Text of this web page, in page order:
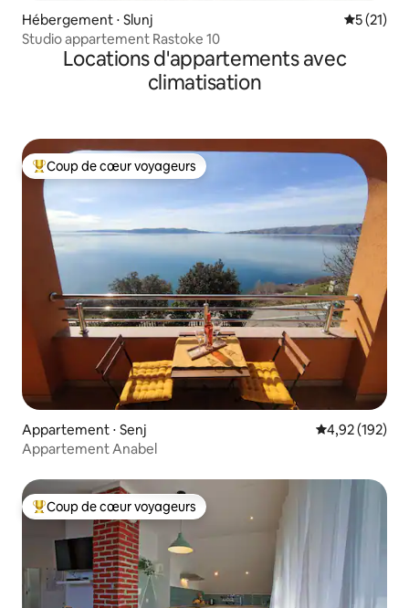
Hébergement ⋅ Slunj
5 (21)
Studio appartement Rastoke 10
Locations d'appartements avec
climatisation
Coups de cœur voyageurs les plus appréciés
Coup de cœur voyageurs
Appartement ⋅ Senj Évaluation
4,92 (192)
Appartement Anabel
Coups de cœur voyageurs les plus appréciés
Coup de cœur voyageurs